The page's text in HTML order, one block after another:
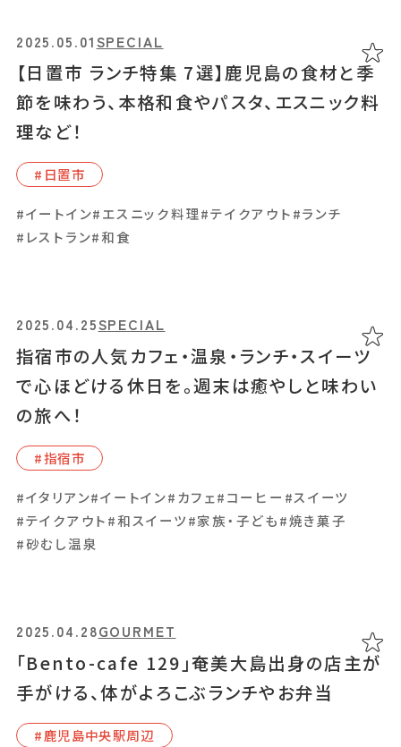
【日置市 ランチ特集 7選】鹿児島の食材と季
節を味わう、本格和食やパスタ、エスニック料
理など！
2025.05.01SPECIAL
#⽇置市
#イートイン#エスニック料理#テイクアウト#ランチ
#レストラン#和食
指宿市の人気カフェ・温泉・ランチ・スイーツ
で心ほどける休日を。週末は癒やしと味わい
の旅へ！
2025.04.25SPECIAL
#指宿市
#イタリアン#イートイン#カフェ#コーヒー #スイーツ
#テイクアウト#和スイーツ#家族・子ども#焼き菓子
#砂むし温泉
「Bento-cafe 129」奄美大島出身の店主が
手がける、体がよろこぶランチやお弁当
2025.04.28GOURMET
#⿅児島中央駅周辺
南さつまの小さなブックカフェ「そらまど」、心
ほぐれる読書とカフェタイム
2025.04.04GOURMET
#南さつま市
#お土産 #イートイン #カフェ#コーヒー #スイーツ
#テイクアウト#学ぶ
スリランカカレー＆ソウルフード「ホッパー」を
楽しめる「Dilan’s」
2025.03.28 GOURMET
#天⽂館周辺
#イートイン #カフェ
2025.04.01
#イートイン #スイーツ#ディナー#ランチ#レストラン